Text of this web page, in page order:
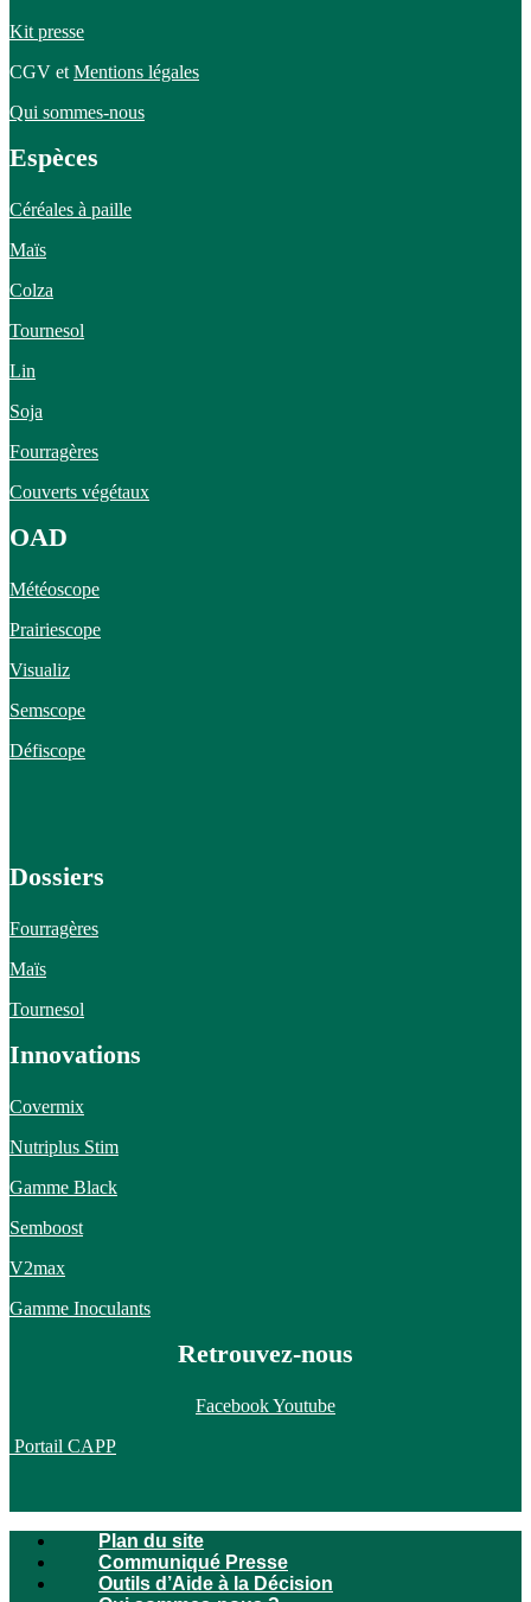
Kit presse
CGV et Mentions légales
Qui sommes-nous
Espèces
Céréales à paille
Maïs
Colza
Tournesol
Lin
Soja
Fourragères
Couverts végétaux
OAD
Météoscope
Prairiescope
Visualiz
Semscope
Défiscope
Dossiers
Fourragères
Maïs
Tournesol
Innovations
Covermix
Nutriplus Stim
Gamme Black
Semboost
V2max
Gamme Inoculants
Retrouvez-nous
FacebookYoutube
Portail CAPP
Plan du site
Communiqué Presse
Outils d’Aide à la Décision